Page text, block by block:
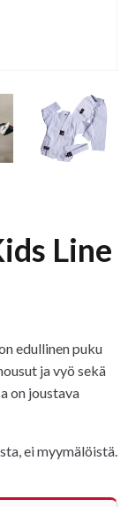
Line
edullinen puku
ja vyö sekä
on joustava
ei myymälöistä.